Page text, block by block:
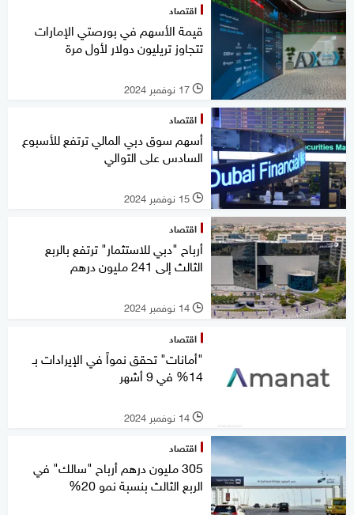
اقتصاد
قيمة الأسهم في بورصتي الإمارات
تتجاوز تريليون دولار لأول مرة
l 17 نوفمبر 2024
اقتصاد
أسهم سوق دبي المالي ترتفع للأسبوع
السادس على التوالي
l 15 نوفمبر 2024
اقتصاد
أرباح "دبي للاستثمار" ترتفع بالربع
الثالث إلى 241 مليون درهم
l 14 نوفمبر 2024
اقتصاد
"أمانات" تحقق نمواً في الإيرادات بـ
14% في 9 أشهر
l 14 نوفمبر 2024
اقتصاد
305 مليون درهم أرباح "سالك" في
الربع الثالث بنسبة نمو 20%